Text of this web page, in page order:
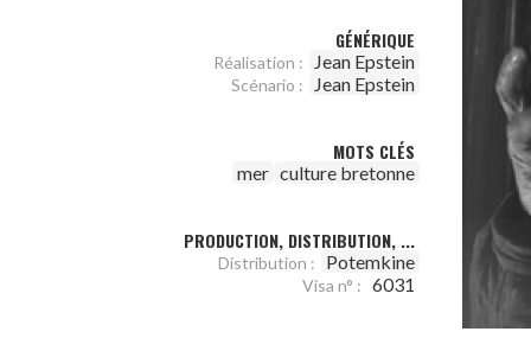
GÉNÉRIQUE
Réalisation : Jean Epstein
Scénario : Jean Epstein
MOTS CLÉS
mer culture bretonne
PRODUCTION, DISTRIBUTION, ...
Distribution : Potemkine
Visa n° : 6031